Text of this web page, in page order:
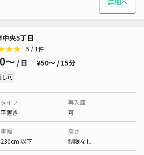
詳細へ
中央5丁目
5 / 1件
〜 / 日 ¥50〜 / 15分
し可
タイプ
平置き
再入庫
可
車幅
230cm 以下
高さ
制限なし